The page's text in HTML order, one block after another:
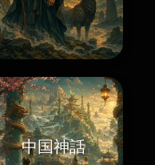
中国神話